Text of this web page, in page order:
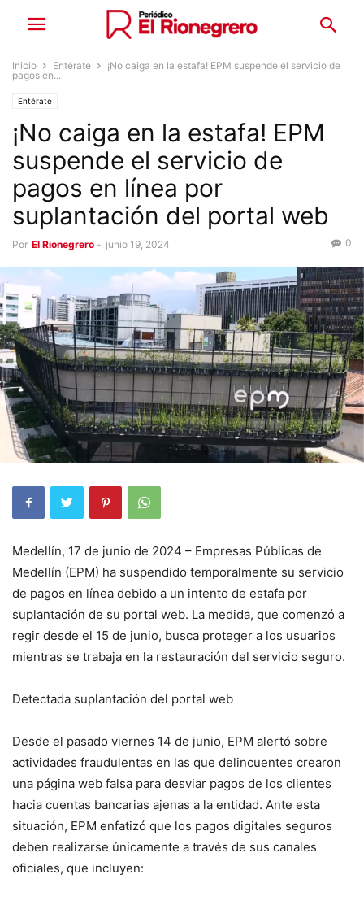
Inicio Entérate
¡No caiga en la estafa! EPM suspende el servicio de
pagos en...
Entérate
¡No caiga en la estafa! EPM
suspende el servicio de
pagos en línea por
suplantación del portal web
Por El Rionegrero - junio 19, 2024 0
Medellín, 17 de junio de 2024 – Empresas Públicas de
Medellín (EPM) ha suspendido temporalmente su servicio
de pagos en línea debido a un intento de estafa por
suplantación de su portal web. La medida, que comenzó a
regir desde el 15 de junio, busca proteger a los usuarios
mientras se trabaja en la restauración del servicio seguro.
Detectada suplantación del portal web
Desde el pasado viernes 14 de junio, EPM alertó sobre
actividades fraudulentas en las que delincuentes crearon
una página web falsa para desviar pagos de los clientes
hacia cuentas bancarias ajenas a la entidad. Ante esta
situación, EPM enfatizó que los pagos digitales seguros
deben realizarse únicamente a través de sus canales
oficiales, que incluyen: